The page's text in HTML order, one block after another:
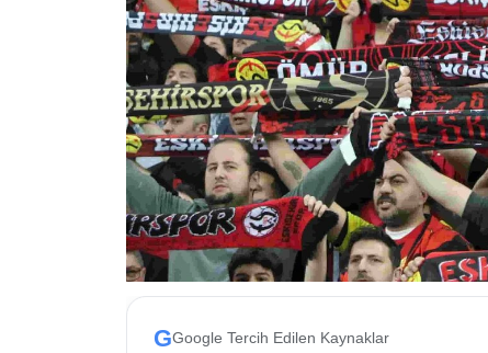
GGoogle Tercih Edilen Kaynaklar
Eskişehir Hava Durumu
Eskişehir Tramvay Saatleri
Eskişehir Otobüs Saatleri